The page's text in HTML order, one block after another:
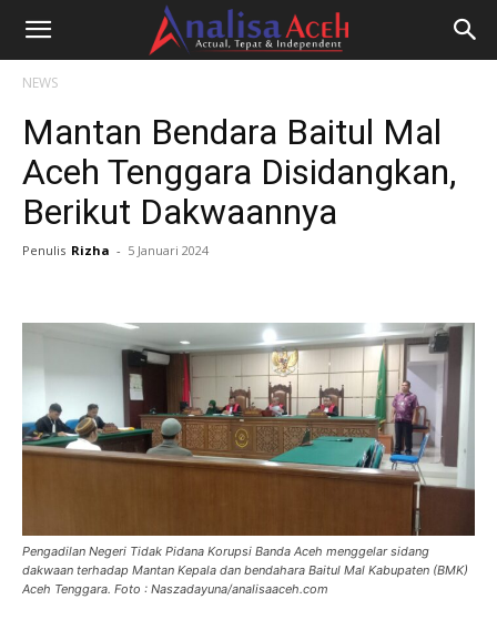
NEWS
Mantan Bendara Baitul Mal
Aceh Tenggara Disidangkan,
Berikut Dakwaannya
Penulis Rizha - 5 Januari 2024
Pengadilan Negeri Tidak Pidana Korupsi Banda Aceh menggelar sidang
dakwaan terhadap Mantan Kepala dan bendahara Baitul Mal Kabupaten (BMK)
Aceh Tenggara. Foto : Naszadayuna/analisaaceh.com